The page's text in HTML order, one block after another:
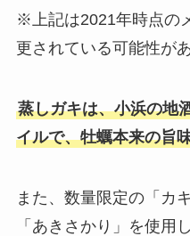
※上記は2021年時点の
更されている可能性が
蒸しガキは、小浜の地
イルで、牡蠣本来の旨
また、数量限定の「カ
「あきさかり」を使用